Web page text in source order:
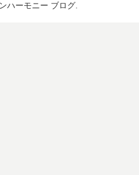
ハーモニー ブログ.